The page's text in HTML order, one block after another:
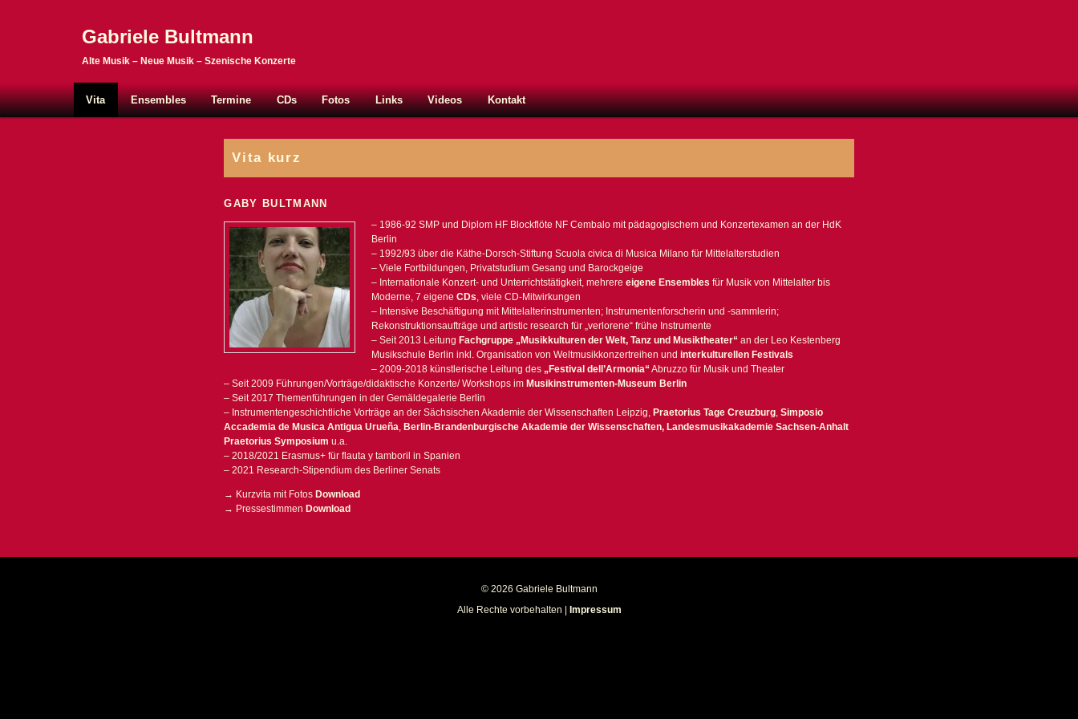
Gabriele Bultmann
Alte Musik – Neue Musik – Szenische Konzerte
Hauptmenü
Zum Inhalt wechseln
Zum sekundären Inhalt wechseln
Vita Ensembles Termine CDs Fotos Links Videos Kontakt
Vita kurz
GABY BULTMANN
– 1986-92 SMP und Diplom HF Blockflöte NF Cembalo mit pädagogischem und Konzertexamen an der HdK
Berlin
– 1992/93 über die Käthe-Dorsch-Stiftung Scuola civica di Musica Milano für Mittelalterstudien
– Viele Fortbildungen, Privatstudium Gesang und Barockgeige
– Internationale Konzert- und Unterrichtstätigkeit, mehrere eigene Ensembles für Musik von Mittelalter bis
Moderne, 7 eigene CDs, viele CD-Mitwirkungen
– Intensive Beschäftigung mit Mittelalterinstrumenten; Instrumentenforscherin und -sammlerin;
Rekonstruktionsaufträge und artistic research für „verlorene“ frühe Instrumente
– Seit 2013 Leitung Fachgruppe „Musikkulturen der Welt, Tanz und Musiktheater“ an der Leo Kestenberg
Musikschule Berlin inkl. Organisation von Weltmusikkonzertreihen und interkulturellen Festivals
– 2009-2018 künstlerische Leitung des„Festival dell’Armonia“ Abruzzo für Musik und Theater
– Seit 2009 Führungen/Vorträge/didaktische Konzerte/ Workshops im Musikinstrumenten-Museum Berlin
– Seit 2017 Themenführungen in der Gemäldegalerie Berlin
– Instrumentengeschichtliche Vorträge an der Sächsischen Akademie der Wissenschaften Leipzig, Praetorius Tage Creuzburg,Simposio
Accademia de Musica Antigua Urueña, Berlin-Brandenburgische Akademie der Wissenschaften, Landesmusikakademie Sachsen-Anhalt
Praetorius Symposium u.a.
– 2018/2021 Erasmus+ für flauta y tamboril in Spanien
– 2021 Research-Stipendium des Berliner Senats
→ Kurzvita mit Fotos Download
→ Pressestimmen Download
© 2026 Gabriele Bultmann
Alle Rechte vorbehalten | Impressum